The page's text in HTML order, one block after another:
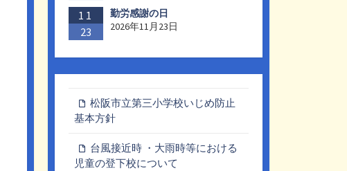
11
23
勤労感謝の日
2026年11月23日
松阪市立第三小学校いじめ防止
基本方針
台風接近時 ・大雨時等における
児童の登下校について